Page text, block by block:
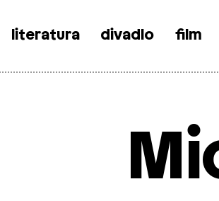
literatura divadlo film